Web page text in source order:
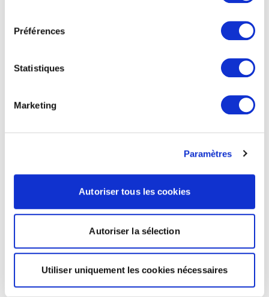
Préférences
Statistiques
Marketing
Paramètres
Autoriser tous les cookies
Autoriser la sélection
Utiliser uniquement les cookies nécessaires